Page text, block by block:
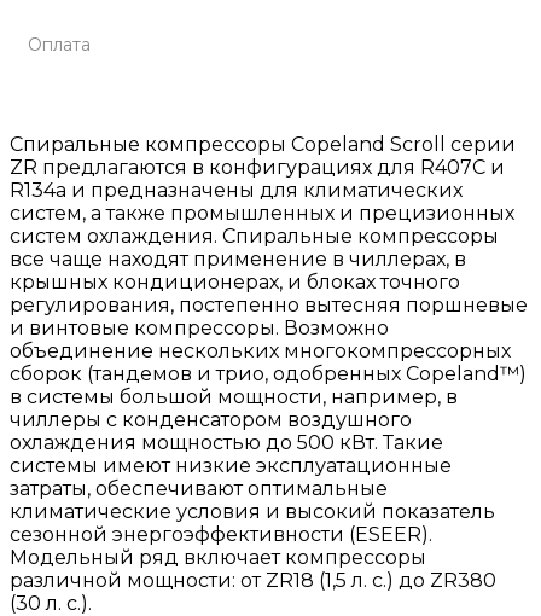
Оплата
Спиральные компрессоры Copeland Scroll серии
ZR предлагаются в конфигурациях для R407C и
R134a и предназначены для климатических
систем, а также промышленных и прецизионных
систем охлаждения. Спиральные компрессоры
все чаще находят применение в чиллерах, в
крышных кондиционерах, и блоках точного
регулирования, постепенно вытесняя поршневые
и винтовые компрессоры. Возможно
объединение нескольких многокомпрессорных
сборок (тандемов и трио, одобренных Copeland™)
в системы большой мощности, например, в
чиллеры с конденсатором воздушного
охлаждения мощностью до 500 кВт. Такие
системы имеют низкие эксплуатационные
затраты, обеспечивают оптимальные
климатические условия и высокий показатель
сезонной энергоэффективности (ESEER).
Модельный ряд включает компрессоры
различной мощности: от ZR18 (1,5 л. с.) до ZR380
(30 л. с.).